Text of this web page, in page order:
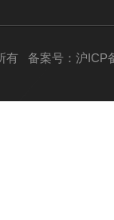
有 备案号：沪ICP